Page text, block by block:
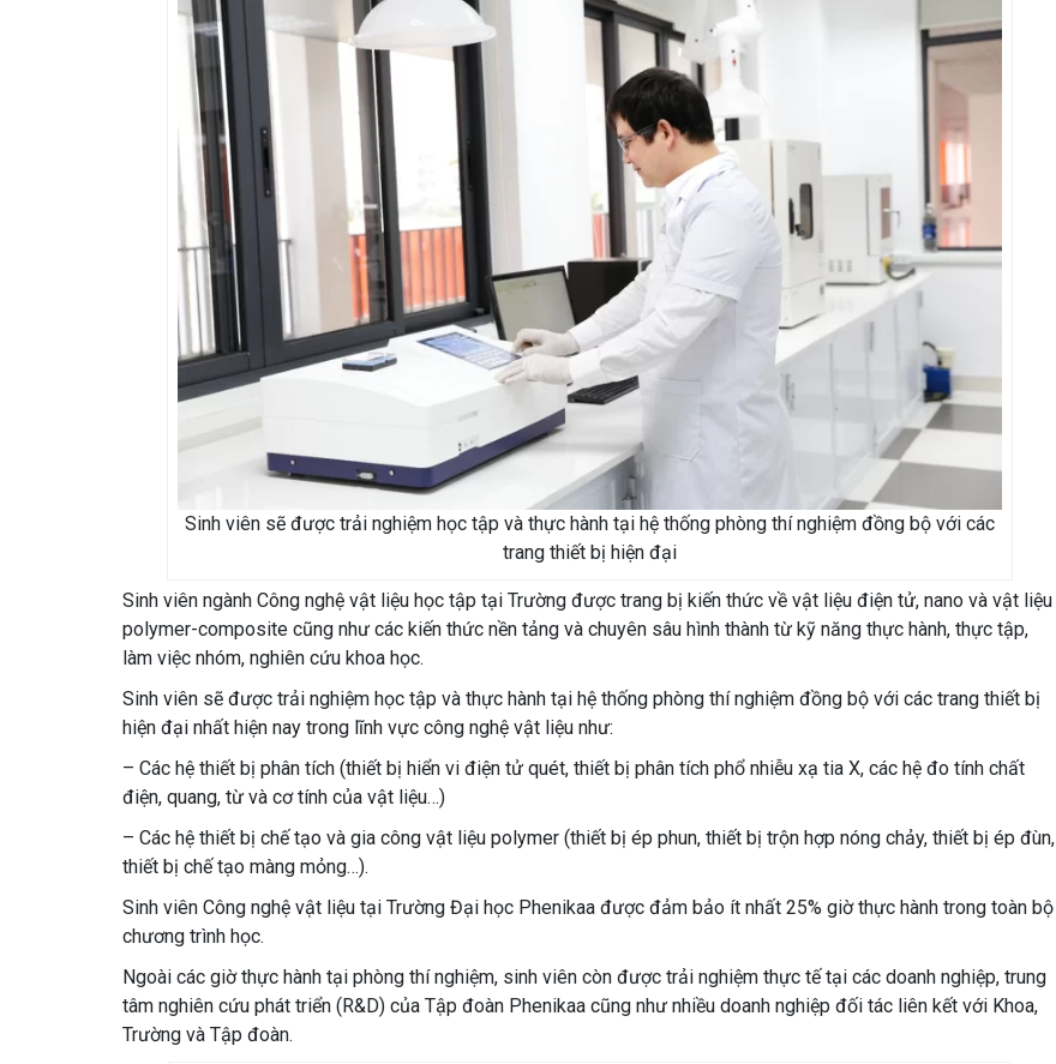
Sinh viên sẽ được trải nghiệm học tập và thực hành tại hệ thống phòng thí nghiệm đồng bộ với các
trang thiết bị hiện đại
Sinh viên ngành Công nghệ vật liệu học tập tại Trường được trang bị kiến thức về vật liệu điện tử, nano và vật liệu
polymer-composite cũng như các kiến thức nền tảng và chuyên sâu hình thành từ kỹ năng thực hành, thực tập,
làm việc nhóm, nghiên cứu khoa học.
Sinh viên sẽ được trải nghiệm học tập và thực hành tại hệ thống phòng thí nghiệm đồng bộ với các trang thiết bị
hiện đại nhất hiện nay trong lĩnh vực công nghệ vật liệu như:
– Các hệ thiết bị phân tích (thiết bị hiển vi điện tử quét, thiết bị phân tích phổ nhiễu xạ tia X, các hệ đo tính chất
điện, quang, từ và cơ tính của vật liệu…)
– Các hệ thiết bị chế tạo và gia công vật liệu polymer (thiết bị ép phun, thiết bị trộn hợp nóng chảy, thiết bị ép đùn,
thiết bị chế tạo màng mỏng…).
Sinh viên Công nghệ vật liệu tại Trường Đại học Phenikaa được đảm bảo ít nhất 25% giờ thực hành trong toàn bộ
chương trình học.
Ngoài các giờ thực hành tại phòng thí nghiệm, sinh viên còn được trải nghiệm thực tế tại các doanh nghiệp, trung
tâm nghiên cứu phát triển (R&D) của Tập đoàn Phenikaa cũng như nhiều doanh nghiệp đối tác liên kết với Khoa,
Trường và Tập đoàn.